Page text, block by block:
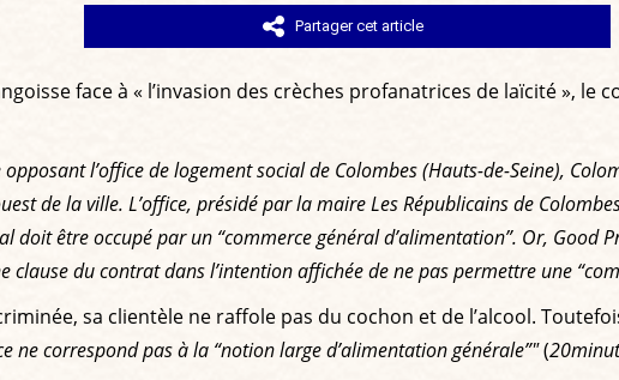
Partager cet article
face à « l’invasion des crèches profanatrices de laïcité »,
l’office de logement social de Colombes (Hauts-de-Seine),
de la ville. L’office, présidé par la maire Les Républicains de
être occupé par un “commerce général d’alimentation”. Or, Good
clause du contrat dans l’intention affichée de ne pas permettre une
sa clientèle ne raffole pas du cochon et de l’alcool.
correspond pas à la “notion large d’alimentation générale”"(